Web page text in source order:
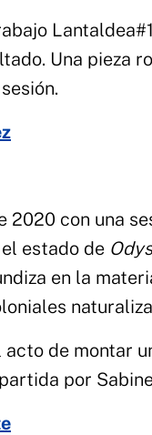
Una pieza
2020 con una
estado de
en la
acto de montar
por